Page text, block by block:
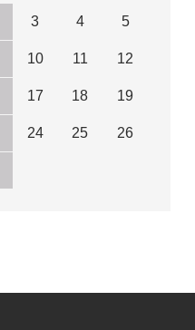
3 4 5
10 11 12
17 18 19
24 25 26